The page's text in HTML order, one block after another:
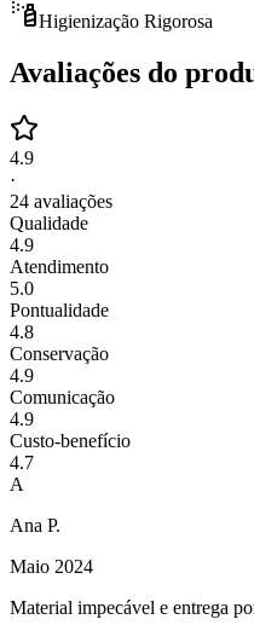
Higienização Rigorosa
Avaliações do
4.9
·
24 avaliações
Qualidade
4.9
Atendimento
5.0
Pontualidade
4.8
Conservação
4.9
Comunicação
4.9
Custo-benefício
4.7
A
Ana P.
Maio 2024
Material impecável e entrega